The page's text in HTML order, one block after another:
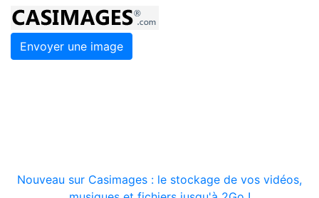
Envoyer une image
Nouveau sur Casimages : le stockage de vos vidéos,